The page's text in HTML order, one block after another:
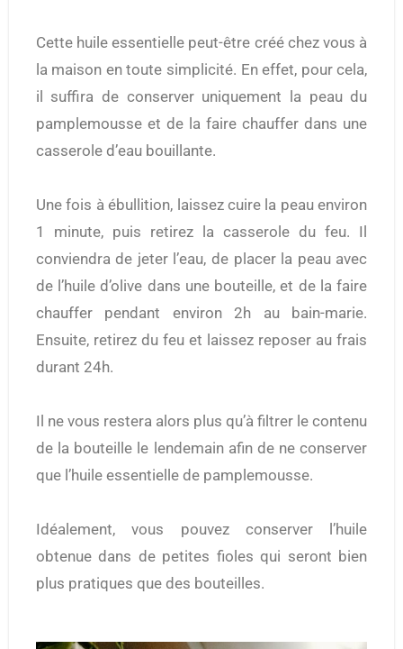
Cette huile essentielle peut-être créé chez vous à
la maison en toute simplicité. En effet, pour cela,
il suffira de conserver uniquement la peau du
pamplemousse et de la faire chauffer dans une
casserole d’eau bouillante.
Une fois à ébullition, laissez cuire la peau environ
1 minute, puis retirez la casserole du feu. Il
conviendra de jeter l’eau, de placer la peau avec
de l’huile d’olive dans une bouteille, et de la faire
chauffer pendant environ 2h au bain-marie.
Ensuite, retirez du feu et laissez reposer au frais
durant 24h.
Il ne vous restera alors plus qu’à filtrer le contenu
de la bouteille le lendemain afin de ne conserver
que l’huile essentielle de pamplemousse.
Idéalement, vous pouvez conserver l’huile
obtenue dans de petites fioles qui seront bien
plus pratiques que des bouteilles.